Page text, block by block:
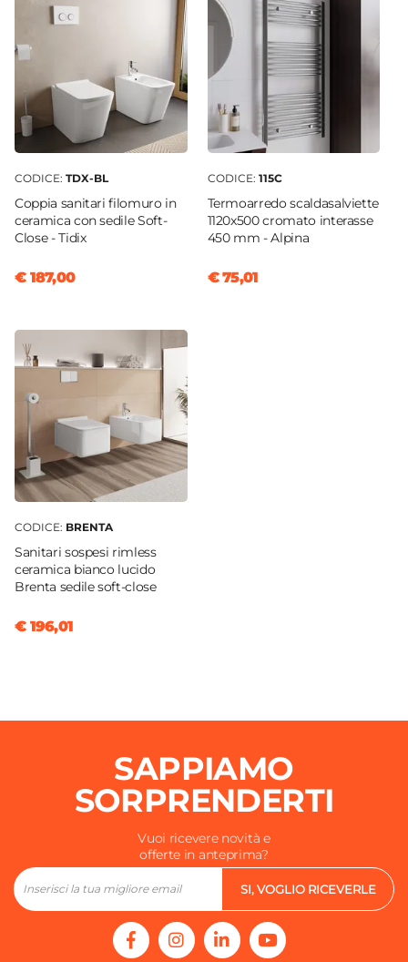
CODICE: TDX-BL
Coppia sanitari filomuro in
ceramica con sedile Soft-
Close - Tidix
€ 187,00
CODICE: 115C
Termoarredo scaldasalviette
1120x500 cromato interasse
450 mm - Alpina
€ 75,01
CODICE: BRENTA
Sanitari sospesi rimless
ceramica bianco lucido
Brenta sedile soft-close
€ 196,01
SAPPIAMO
SORPRENDERTI
Vuoi ricevere novità e
offerte in anteprima?
SI, VOGLIO RICEVERLE